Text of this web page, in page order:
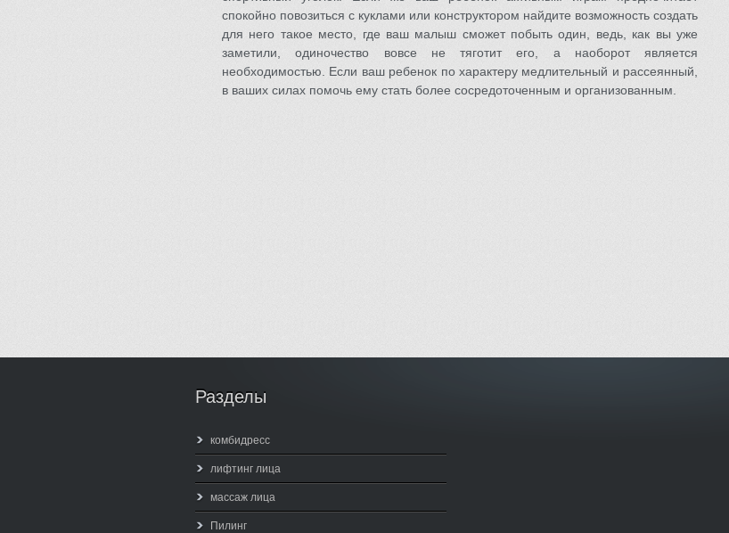
спокойно повозиться с куклами или конструктором найдите возможность создать
для него такое место, где ваш малыш сможет побыть один, ведь, как вы уже
заметили, одиночество вовсе не тяготит его, а наоборот является
необходимостью. Если ваш ребенок по характеру медлительный и рассеянный,
в ваших силах помочь ему стать более сосредоточенным и организованным.
Разделы
комбидресс
лифтинг лица
массаж лица
Пилинг